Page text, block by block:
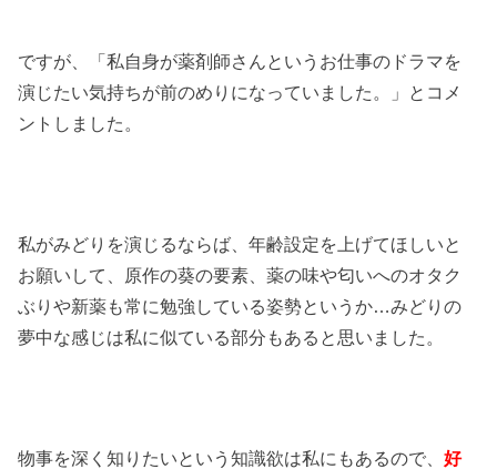
ですが、「私自身が薬剤師さんというお仕事のドラマを
演じたい気持ちが前のめりになっていました。」とコメ
ントしました。
私がみどりを演じるならば、年齢設定を上げてほしいと
お願いして、原作の葵の要素、薬の味や匂いへのオタク
ぶりや新薬も常に勉強している姿勢というか…みどりの
夢中な感じは私に似ている部分もあると思いました。
物事を深く知りたいという知識欲は私にもあるので、好